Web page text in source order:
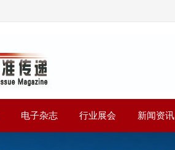
电子杂志 行业展会 新闻资讯